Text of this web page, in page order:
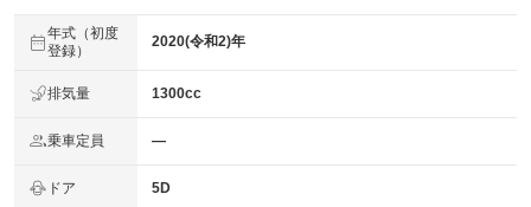
年式（初度
登録）
2020(令和2)年
排気量 1300cc
乗車定員 ―
ドア 5D